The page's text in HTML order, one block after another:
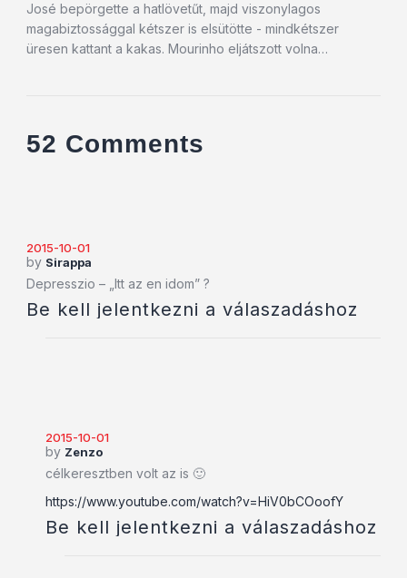
José bepörgette a hatlövetűt, majd viszonylagos
magabiztossággal kétszer is elsütötte - mindkétszer
üresen kattant a kakas. Mourinho eljátszott volna…
52 Comments
2015-10-01
by Sirappa
Depresszio – „Itt az en idom” ?
Be kell jelentkezni a válaszadáshoz
2015-10-01
by Zenzo
célkeresztben volt az is 🙂
https://www.youtube.com/watch?v=HiV0bCOoofY
Be kell jelentkezni a válaszadáshoz